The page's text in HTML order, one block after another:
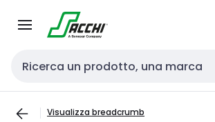
navigazionecontenuto
Cerca input
Visualizza breadcrumb